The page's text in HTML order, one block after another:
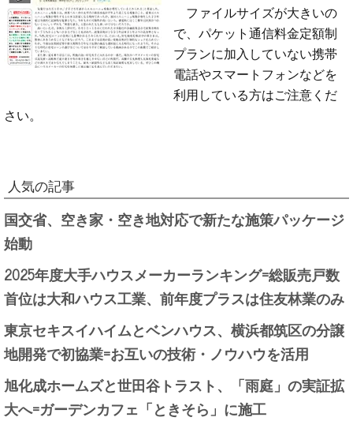
ファイルサイズが大きいの
で、パケット通信料金定額制
プランに加入していない携帯
電話やスマートフォンなどを
利用している方はご注意くだ
さい。
人気の記事
国交省、空き家・空き地対応で新たな施策パッケージ
始動
2025年度大手ハウスメーカーランキング=総販売戸数
首位は大和ハウス工業、前年度プラスは住友林業のみ
東京セキスイハイムとベンハウス、横浜都筑区の分譲
地開発で初協業=お互いの技術・ノウハウを活用
旭化成ホームズと世田谷トラスト、「雨庭」の実証拡
大へ=ガーデンカフェ「ときそら」に施工